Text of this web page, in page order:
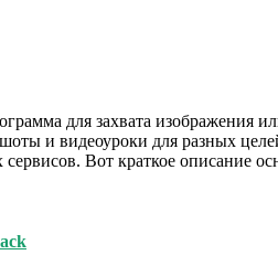
для захвата изображения
и видеоуроки для разных
Вот краткое описание